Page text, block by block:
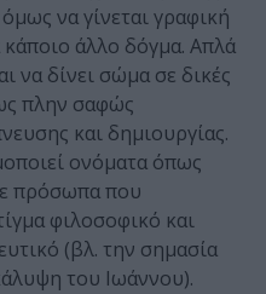
να γίνεται γραφική
κάποιο άλλο δόγμα. Απλά
να δίνει σώμα σε δικές
πλην σαφώς
και δημιουργίας.
ονόματα όπως
πρόσωπα που
φιλοσοφικό και
(βλ. την σημασία
του Ιωάννου).